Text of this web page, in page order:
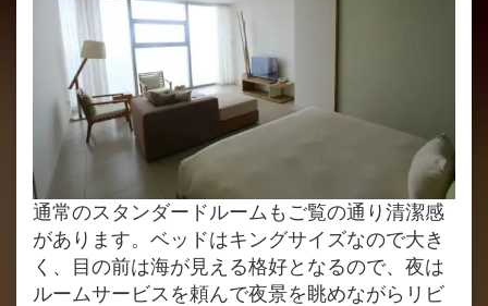
通常のスタンダードルームもご覧の通り清潔感
があります。ベッドはキングサイズなので大き
く、目の前は海が見える格好となるので、夜は
ルームサービスを頼んで夜景を眺めながらリビ